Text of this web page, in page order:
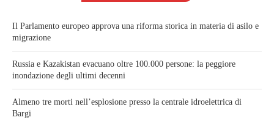
Il Parlamento europeo approva una riforma storica in materia di asilo e
migrazione
Russia e Kazakistan evacuano oltre 100.000 persone: la peggiore
inondazione degli ultimi decenni
Almeno tre morti nell’esplosione presso la centrale idroelettrica di
Bargi